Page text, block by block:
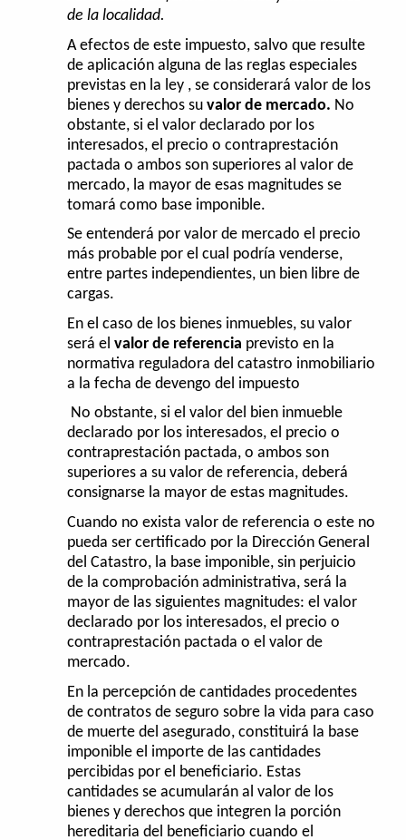
de la localidad.
A efectos de este impuesto, salvo que resulte
de aplicación alguna de las reglas especiales
previstas en la ley , se considerará valor de los
bienes y derechos suvalor de mercado. No
obstante, si el valor declarado por los
interesados, el precio o contraprestación
pactada o ambos son superiores al valor de
mercado, la mayor de esas magnitudes se
tomará como base imponible.
Se entenderá por valor de mercado el precio
más probable por el cual podría venderse,
entre partes independientes, un bien libre de
cargas.
En el caso de los bienes inmuebles, su valor
será elvalor de referencia previsto en la
normativa reguladora del catastro inmobiliario
a la fecha de devengo del impuesto
No obstante, si el valor del bien inmueble
declarado por los interesados, el precio o
contraprestación pactada, o ambos son
superiores a su valor de referencia, deberá
consignarse la mayor de estas magnitudes.
Cuando no exista valor de referencia o este no
pueda ser certificado por la Dirección General
del Catastro, la base imponible, sin perjuicio
de la comprobación administrativa, será la
mayor de las siguientes magnitudes: el valor
declarado por los interesados, el precio o
contraprestación pactada o el valor de
mercado.
En la percepción de cantidades procedentes
de contratos de seguro sobre la vida para caso
de muerte del asegurado, constituirá la base
imponible el importe de las cantidades
percibidas por el beneficiario. Estas
cantidades se acumularán al valor de los
bienes y derechos que integren la porción
hereditaria del beneficiario cuando el